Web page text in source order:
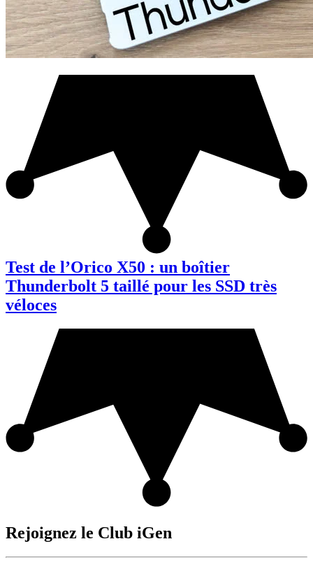
Test de l’Orico X50 : un boîtier
Thunderbolt 5 taillé pour les SSD très
véloces
Rejoignez le Club iGen